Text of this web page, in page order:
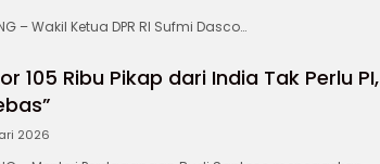
– Wakil Ketua DPR RI Sufmi Dasco…
105 Ribu Pikap dari India Tak Perlu PI,
2026